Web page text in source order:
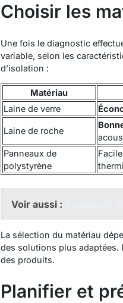
Choisir les
Une fois le diagnostic
variable, selon les
d’isolation :
Matériau
Laine de verre
Laine de roche
Panneaux de
polystyrène
Voir aussi :
La sélection du matériau
des solutions plus adaptées.
des produits.
Planifier et